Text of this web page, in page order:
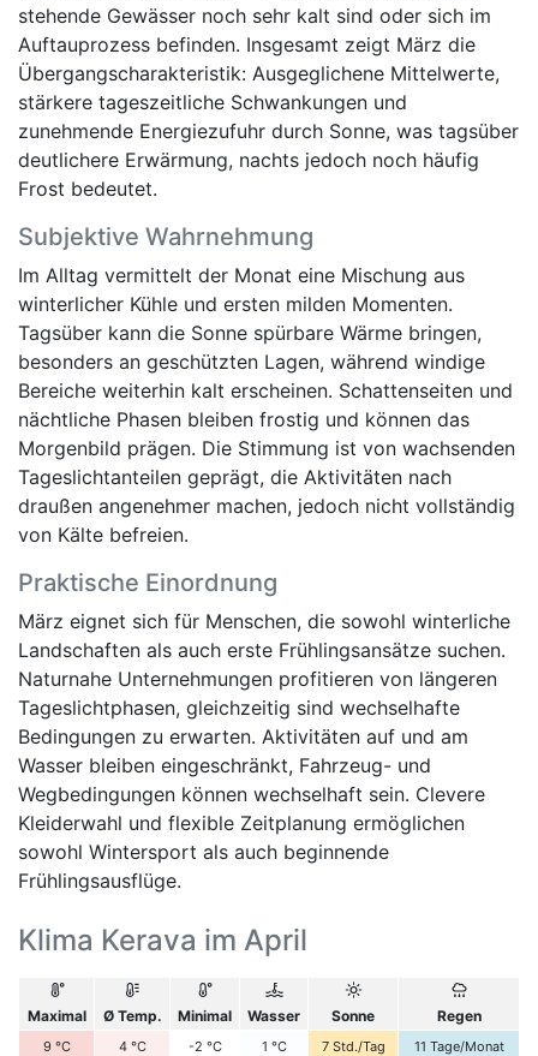
stehende Gewässer noch sehr kalt sind oder sich im
Auftauprozess befinden. Insgesamt zeigt März die
Übergangscharakteristik: Ausgeglichene Mittelwerte,
stärkere tageszeitliche Schwankungen und
zunehmende Energiezufuhr durch Sonne, was tagsüber
deutlichere Erwärmung, nachts jedoch noch häufig
Frost bedeutet.
Subjektive Wahrnehmung
Im Alltag vermittelt der Monat eine Mischung aus
winterlicher Kühle und ersten milden Momenten.
Tagsüber kann die Sonne spürbare Wärme bringen,
besonders an geschützten Lagen, während windige
Bereiche weiterhin kalt erscheinen. Schattenseiten und
nächtliche Phasen bleiben frostig und können das
Morgenbild prägen. Die Stimmung ist von wachsenden
Tageslichtanteilen geprägt, die Aktivitäten nach
draußen angenehmer machen, jedoch nicht vollständig
von Kälte befreien.
Praktische Einordnung
März eignet sich für Menschen, die sowohl winterliche
Landschaften als auch erste Frühlingsansätze suchen.
Naturnahe Unternehmungen profitieren von längeren
Tageslichtphasen, gleichzeitig sind wechselhafte
Bedingungen zu erwarten. Aktivitäten auf und am
Wasser bleiben eingeschränkt, Fahrzeug- und
Wegbedingungen können wechselhaft sein. Clevere
Kleiderwahl und flexible Zeitplanung ermöglichen
sowohl Wintersport als auch beginnende
Frühlingsausflüge.
Klima Kerava im April
Maximal Ø Temp. Minimal Wasser Sonne Regen
9 °C 4 °C -2 °C 1 °C 7 Std./Tag 11 Tage/Monat